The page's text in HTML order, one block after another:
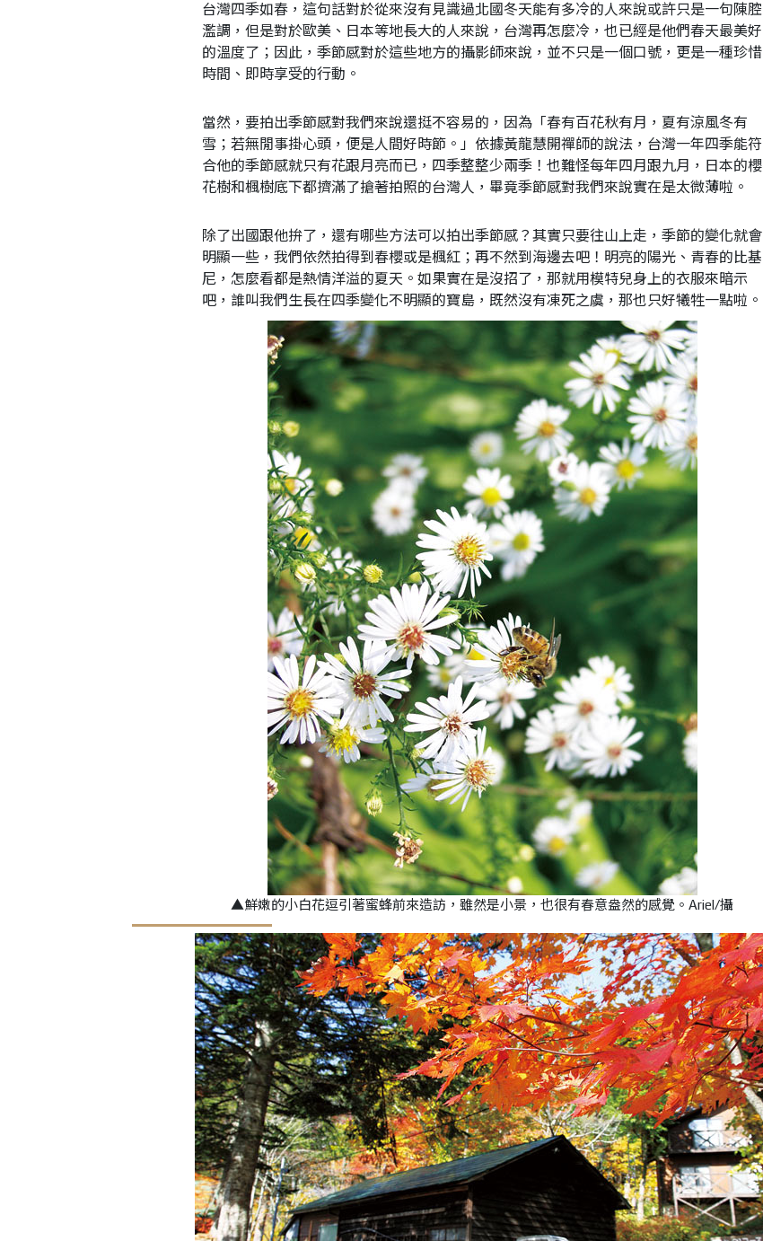
台灣四季如春，這句話對於從來沒有見識過北國冬天能有多冷的人來說或許只是一句陳腔
濫調，但是對於歐美、日本等地長大的人來說，台灣再怎麼冷，也已經是他們春天最美好
的溫度了；因此，季節感對於這些地方的攝影師來說，並不只是一個口號，更是一種珍惜
時間、即時享受的行動。
當然，要拍出季節感對我們來說還挺不容易的，因為「春有百花秋有月，夏有涼風冬有
雪；若無閒事掛心頭，便是人間好時節。」依據黃龍慧開禪師的說法，台灣一年四季能符
合他的季節感就只有花跟月亮而已，四季整整少兩季！也難怪每年四月跟九月，日本的櫻
花樹和楓樹底下都擠滿了搶著拍照的台灣人，畢竟季節感對我們來說實在是太微薄啦。
除了出國跟他拚了，還有哪些方法可以拍出季節感？其實只要往山上走，季節的變化就會
明顯一些，我們依然拍得到春櫻或是楓紅；再不然到海邊去吧！明亮的陽光、青春的比基
尼，怎麼看都是熱情洋溢的夏天。如果實在是沒招了，那就用模特兒身上的衣服來暗示
吧，誰叫我們生長在四季變化不明顯的寶島，既然沒有凍死之虞，那也只好犧牲一點啦。
▲鮮嫩的小白花逗引著蜜蜂前來造訪，雖然是小景，也很有春意盎然的感覺。Ariel/攝